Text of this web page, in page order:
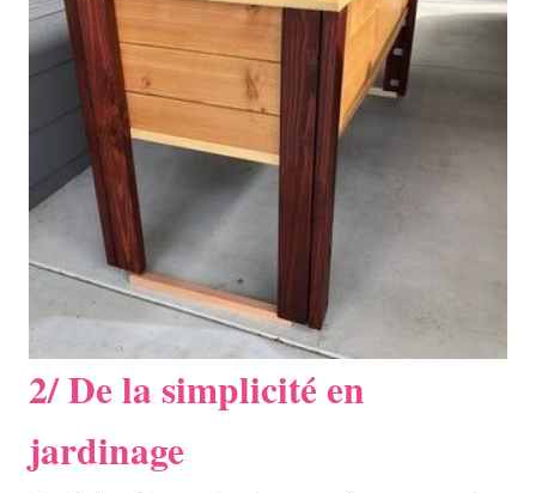
2/ De la simplicité en
jardinage